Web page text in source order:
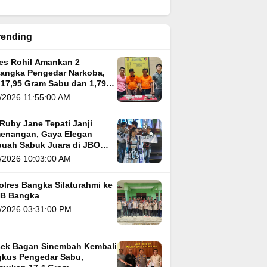
Rohil Amankan 2
Pengedar Narkoba,
Gram Sabu dan 1,79
Ganja11:55:00 AM
Jane Tepati Janji
Gaya Elegan
Sabuk Juara di JBO
10:03:00 AM
Bangka Silaturahmi ke
Bangka
03:31:00 PM
Bagan Sinembah Kembali
Pengedar Sabu,